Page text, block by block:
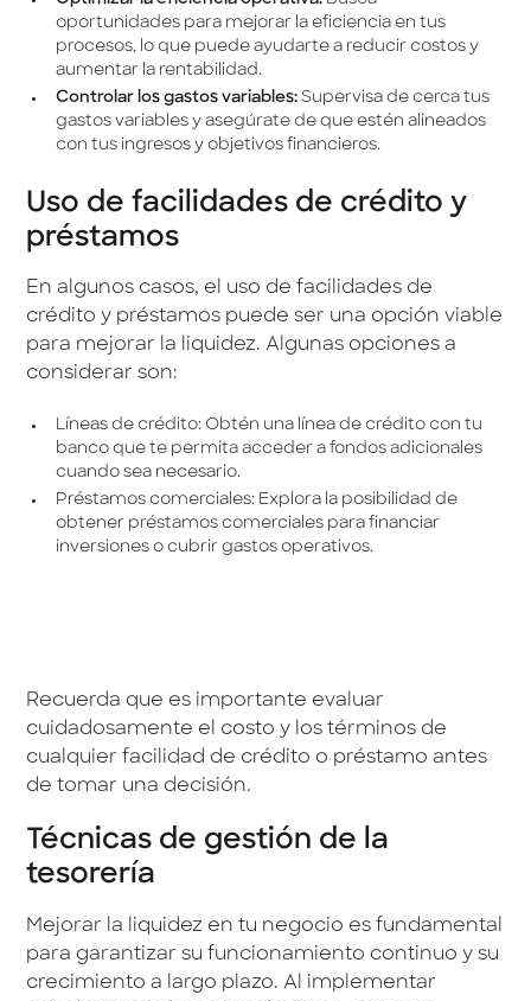
oportunidades para mejorar la eficiencia en tus
procesos, lo que puede ayudarte a reducir costos y
aumentar la rentabilidad.
Controlar los gastos variables:Supervisa de cerca tus
gastos variables y asegúrate de que estén alineados
con tus ingresos y objetivos financieros.
Uso de facilidades de crédito y
préstamos
En algunos casos, el uso de facilidades de
crédito y préstamos puede ser una opción viable
para mejorar la liquidez. Algunas opciones a
considerar son:
Líneas de crédito: Obtén una línea de crédito con tu
banco que te permita acceder a fondos adicionales
cuando sea necesario.
Préstamos comerciales: Explora la posibilidad de
obtener préstamos comerciales para financiar
inversiones o cubrir gastos operativos.
Recuerda que es importante evaluar
cuidadosamente el costo y los términos de
cualquier facilidad de crédito o préstamo antes
de tomar una decisión.
Técnicas de gestión de la
tesorería
Mejorar la liquidez en tu negocio es fundamental
para garantizar su funcionamiento continuo y su
crecimiento a largo plazo. Al implementar